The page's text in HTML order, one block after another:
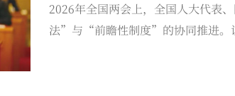
2026年全国两会上，全国人大代表
法”与“前瞻性制度”的协同推进。